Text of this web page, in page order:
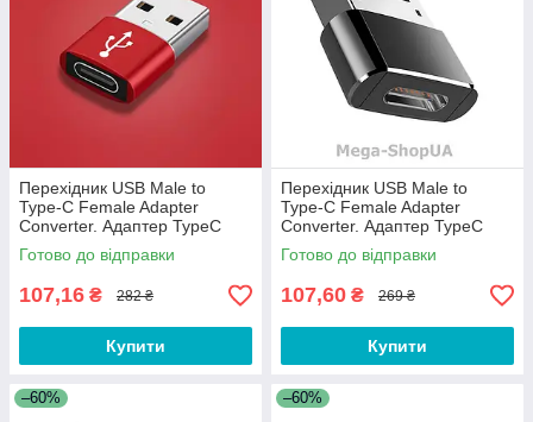
Перехідник USB Male to
Type-C Female Adapter
Converter. Адаптер TypeC
(мама) - USB (тато) WC32QS
Червоний
Готово до відправки
107,16 ₴ 282 ₴
Купити
Перехідник USB Male to
Type-C Female Adapter
Converter. Адаптер TypeC
(мама) - USB (тато) Чорний
Готово до відправки
107,60 ₴ 269 ₴
Купити
–60% –60%